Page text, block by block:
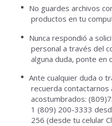
No guardes archivos
productos en tu
Nunca respondió a
personal a través del
alguna duda, ponte en
Ante cualquier duda o
recuerda contactarnos
acostumbrados:
1 (809) 200-3333
256 (desde tu celular